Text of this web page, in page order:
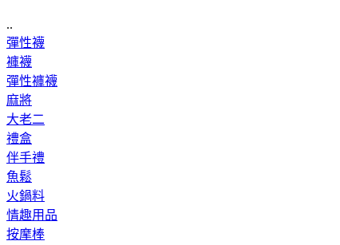
..
彈性襪
褲襪
彈性褲襪
麻將
大老二
禮盒
伴手禮
魚鬆
火鍋料
情趣用品
按摩棒